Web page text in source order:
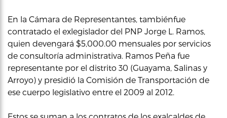
En la Cámara de Representantes, tambiénfue
contratado el exlegislador del PNP Jorge L. Ramos,
quien devengará $5,000.00 mensuales por servicios
de consultoría administrativa. Ramos Peña fue
representante por el distrito 30 (Guayama, Salinas y
Arroyo) y presidió la Comisión de Transportación de
ese cuerpo legislativo entre el 2009 al 2012.